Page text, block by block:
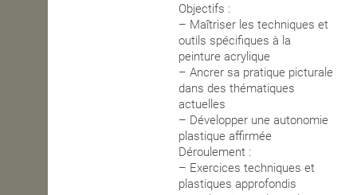
Objectifs :
– Maîtriser les techniques et
outils spécifiques à la
peinture acrylique
– Ancrer sa pratique picturale
dans des thématiques
actuelles
– Développer une autonomie
plastique affirmée
Déroulement :
– Exercices techniques et
plastiques approfondis